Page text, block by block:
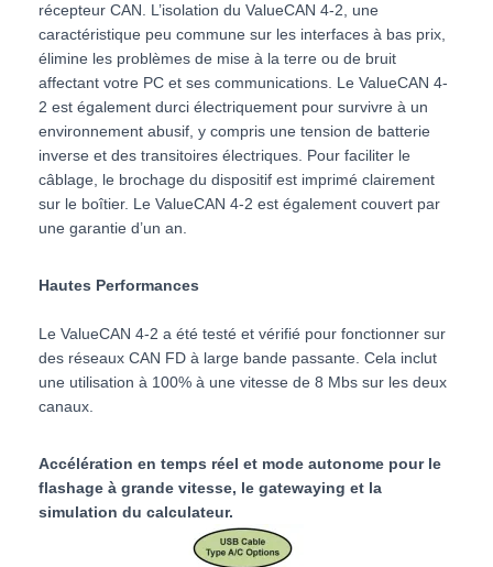
récepteur CAN. L’isolation du ValueCAN 4-2, une
caractéristique peu commune sur les interfaces à bas prix,
élimine les problèmes de mise à la terre ou de bruit
affectant votre PC et ses communications. Le ValueCAN 4-
2 est également durci électriquement pour survivre à un
environnement abusif, y compris une tension de batterie
inverse et des transitoires électriques. Pour faciliter le
câblage, le brochage du dispositif est imprimé clairement
sur le boîtier. Le ValueCAN 4-2 est également couvert par
une garantie d’un an.
Hautes Performances
Le ValueCAN 4-2 a été testé et vérifié pour fonctionner sur
des réseaux CAN FD à large bande passante. Cela inclut
une utilisation à 100% à une vitesse de 8 Mbs sur les deux
canaux.
Accélération en temps réel et mode autonome pour le
flashage à grande vitesse, le gatewaying et la
simulation du calculateur.